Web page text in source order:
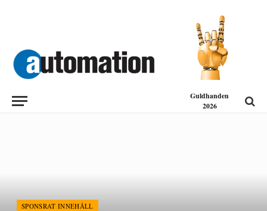
Guldhanden
2026
SPONSRAT INNEHÅLL